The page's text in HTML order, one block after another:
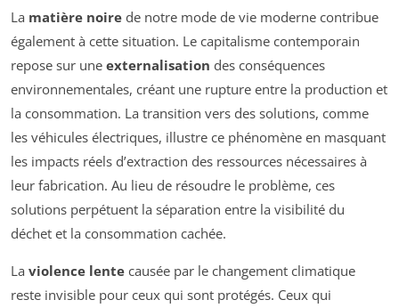
La matière noire de notre mode de vie moderne contribue
également à cette situation. Le capitalisme contemporain
repose sur une externalisation des conséquences
environnementales, créant une rupture entre la production et
la consommation. La transition vers des solutions, comme
les véhicules électriques, illustre ce phénomène en masquant
les impacts réels d’extraction des ressources nécessaires à
leur fabrication. Au lieu de résoudre le problème, ces
solutions perpétuent la séparation entre la visibilité du
déchet et la consommation cachée.
La violence lente causée par le changement climatique
reste invisible pour ceux qui sont protégés. Ceux qui